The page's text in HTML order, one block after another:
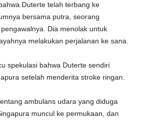
Duterte telah terbang ke
bersama putra, seorang
Dia menolak untuk
melakukan perjalanan ke sana.
spekulasi bahwa Duterte sendiri
setelah menderita stroke ringan.
ambulans udara yang diduga
muncul ke permukaan, dan